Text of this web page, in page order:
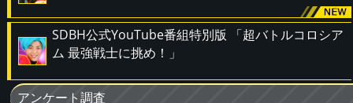
SDBH公式YouTube番組特別版 「超バトルコロシア
ム 最強戦士に挑め！」
アンケート調査